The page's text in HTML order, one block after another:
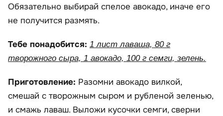
Обязательно выбирай спелое авокадо, иначе его
не получится размять.
Тебе понадобится: 1 лист лаваша, 80 г
творожного сыра, 1 авокадо, 100 г семги, зелень.
Приготовление: Разомни авокадо вилкой,
смешай с творожным сыром и рубленой зеленью,
и смажь лаваш. Выложи кусочки семги, сверни